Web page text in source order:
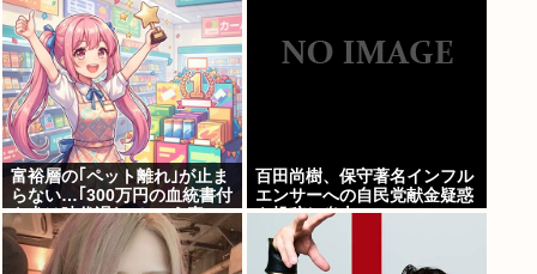
富裕層の｢ペット離れ｣が止ま
らない…｢300万円の血統書付
き犬は時代遅れ｣という真の
お金持ちが"向かった先"
百田尚樹、保守著名インフル
エンサーへの自民党献金疑惑
を投稿し炎上